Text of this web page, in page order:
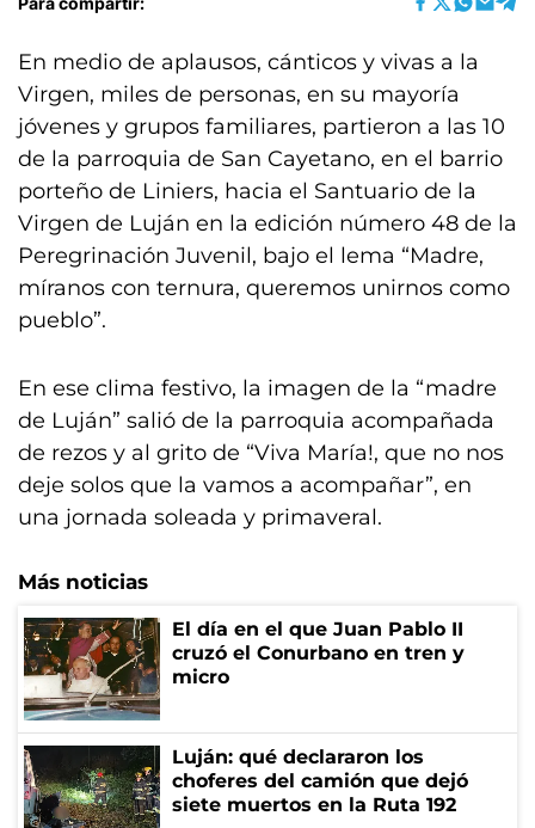
En medio de aplausos, cánticos y vivas a la
Virgen, miles de personas, en su mayoría
jóvenes y grupos familiares, partieron a las 10
de la parroquia de San Cayetano, en el barrio
porteño de Liniers, hacia el Santuario de la
Virgen de Luján en la edición número 48 de la
Peregrinación Juvenil, bajo el lema “Madre,
míranos con ternura, queremos unirnos como
pueblo”.
En ese clima festivo, la imagen de la “madre
de Luján” salió de la parroquia acompañada
de rezos y al grito de “Viva María!, que no nos
deje solos que la vamos a acompañar”, en
una jornada soleada y primaveral.
Más noticias
El día en el que Juan Pablo II
cruzó el Conurbano en tren y
micro
Luján: qué declararon los
choferes del camión que dejó
siete muertos en la Ruta 192